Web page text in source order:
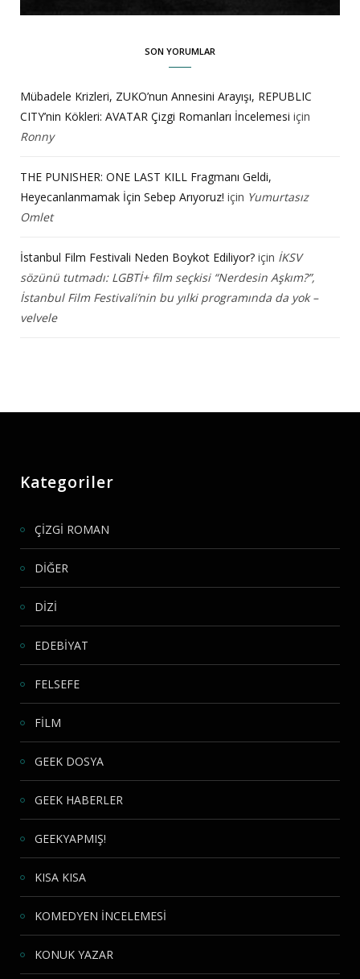
SON YORUMLAR
Mübadele Krizleri, ZUKO’nun Annesini Arayışı, REPUBLIC
CITY’nin Kökleri: AVATAR Çizgi Romanları İncelemesi için
Ronny
THE PUNISHER: ONE LAST KILL Fragmanı Geldi,
Heyecanlanmamak İçin Sebep Arıyoruz! için Yumurtasız
Omlet
İstanbul Film Festivali Neden Boykot Ediliyor? için İKSV
sözünü tutmadı: LGBTİ+ film seçkisi “Nerdesin Aşkım?”,
İstanbul Film Festivali’nin bu yılki programında da yok –
velvele
Kategoriler
ÇİZGİ ROMAN
DİĞER
DİZİ
EDEBİYAT
FELSEFE
FİLM
GEEK DOSYA
GEEK HABERLER
GEEKYAPMIŞ!
KISA KISA
KOMEDYEN İNCELEMESİ
KONUK YAZAR